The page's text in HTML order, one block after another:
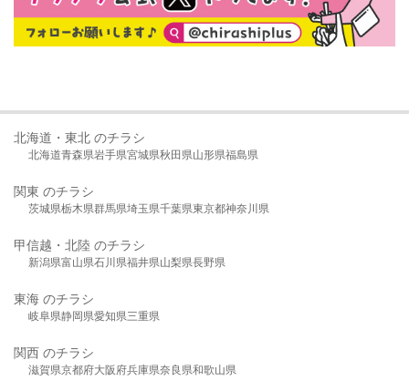
北海道・東北 のチラシ
北海道青森県岩手県宮城県秋田県山形県福島県
関東 のチラシ
茨城県栃木県群馬県埼玉県千葉県東京都神奈川県
甲信越・北陸 のチラシ
新潟県富山県石川県福井県山梨県長野県
東海 のチラシ
岐阜県静岡県愛知県三重県
関西 のチラシ
滋賀県京都府大阪府兵庫県奈良県和歌山県